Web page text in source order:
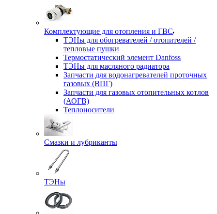
Комплектующие для отопления и ГВС
ТЭНы для обогревателей / отопителей /
тепловые пушки
Термостатический элемент Danfoss
ТЭНы для масляного радиатора
Запчасти для водонагревателей проточных
газовых (ВПГ)
Запчасти для газовых отопительных котлов
(АОГВ)
Теплоносители
Смазки и лубриканты
ТЭНы